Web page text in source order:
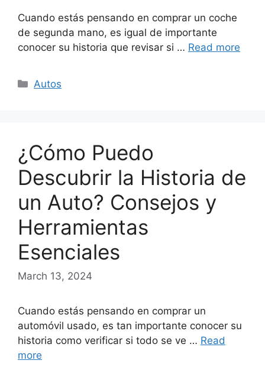
Cuando estás pensando en comprar un coche
de segunda mano, es igual de importante
conocer su historia que revisar si … Read more
Categories
Autos
¿Cómo Puedo
Descubrir la Historia de
un Auto? Consejos y
Herramientas
Esenciales
March 13, 2024
Cuando estás pensando en comprar un
automóvil usado, es tan importante conocer su
historia como verificar si todo se ve … Read
more